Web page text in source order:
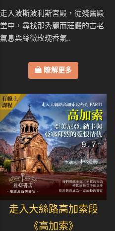
走入波斯波利斯宮殿，從殘舊殿
堂中，尋找那秀麗而莊嚴的古老
氣息與絲微玫瑰香氣..
瞭解更多
走入大絲路高加索段
《高加索》